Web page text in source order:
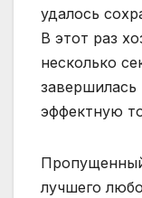
удалось
В этот раз
несколько
эффектную
лучшего